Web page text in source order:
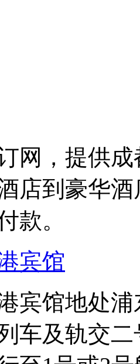
网，提供
店到豪华
款。
宾馆
宾馆地处
车及轨交